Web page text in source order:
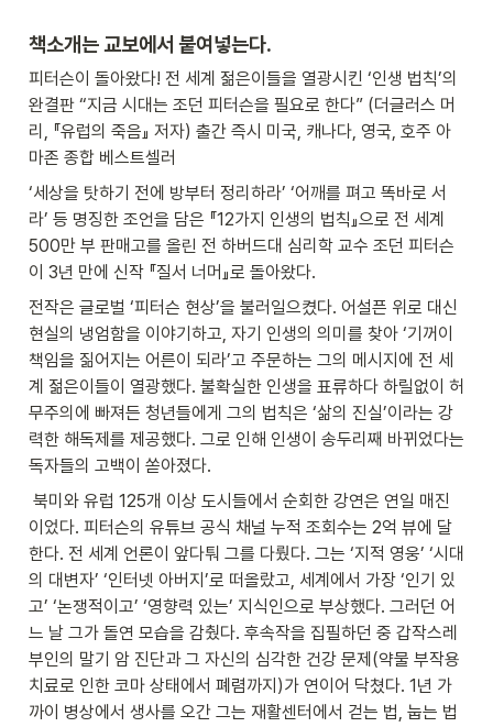
책소개는 교보에서 붙여넣는다.
피터슨이 돌아왔다! 전 세계 젊은이들을 열광시킨 ‘인생 법칙’의
완결판 “지금 시대는 조던 피터슨을 필요로 한다” (더글러스 머
리, 『유럽의 죽음』 저자) 출간 즉시 미국, 캐나다, 영국, 호주 아
마존 종합 베스트셀러
‘세상을 탓하기 전에 방부터 정리하라’ ‘어깨를 펴고 똑바로 서
라’ 등 명징한 조언을 담은 『12가지 인생의 법칙』으로 전 세계
500만 부 판매고를 올린 전 하버드대 심리학 교수 조던 피터슨
이 3년 만에 신작 『질서 너머』로 돌아왔다.
전작은 글로벌 ‘피터슨 현상’을 불러일으켰다. 어설픈 위로 대신
현실의 냉엄함을 이야기하고, 자기 인생의 의미를 찾아 ‘기꺼이
책임을 짊어지는 어른이 되라’고 주문하는 그의 메시지에 전 세
계 젊은이들이 열광했다. 불확실한 인생을 표류하다 하릴없이 허
무주의에 빠져든 청년들에게 그의 법칙은 ‘삶의 진실’이라는 강
력한 해독제를 제공했다. 그로 인해 인생이 송두리째 바뀌었다는
독자들의 고백이 쏟아졌다.
이었다. 피터슨의 유튜브 공식 채널 누적 조회수는 2억 뷰에 달
한다. 전 세계 언론이 앞다퉈 그를 다뤘다. 그는 ‘지적 영웅’ ‘시대
의 대변자’ ‘인터넷 아버지’로 떠올랐고, 세계에서 가장 ‘인기 있
고’ ‘논쟁적이고’ ‘영향력 있는’ 지식인으로 부상했다. 그러던 어
느 날 그가 돌연 모습을 감췄다. 후속작을 집필하던 중 갑작스레
부인의 말기 암 진단과 그 자신의 심각한 건강 문제(약물 부작용
치료로 인한 코마 상태에서 폐렴까지)가 연이어 닥쳤다. 1년 가
까이 병상에서 생사를 오간 그는 재활센터에서 걷는 법, 눕는 법